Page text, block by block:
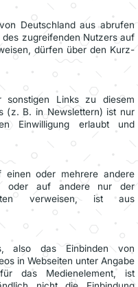
Deutschland aus abrufen
zugreifenden Nutzers auf
dürfen über den Kurz-
sonstigen Links zu diesem
(z. B. in Newslettern) ist nur
Einwilligung erlaubt und
einen oder mehrere andere
oder auf andere nur der
verweisen, ist aus
also das Einbinden von
in Webseiten unter Angabe
das Medienelement, ist